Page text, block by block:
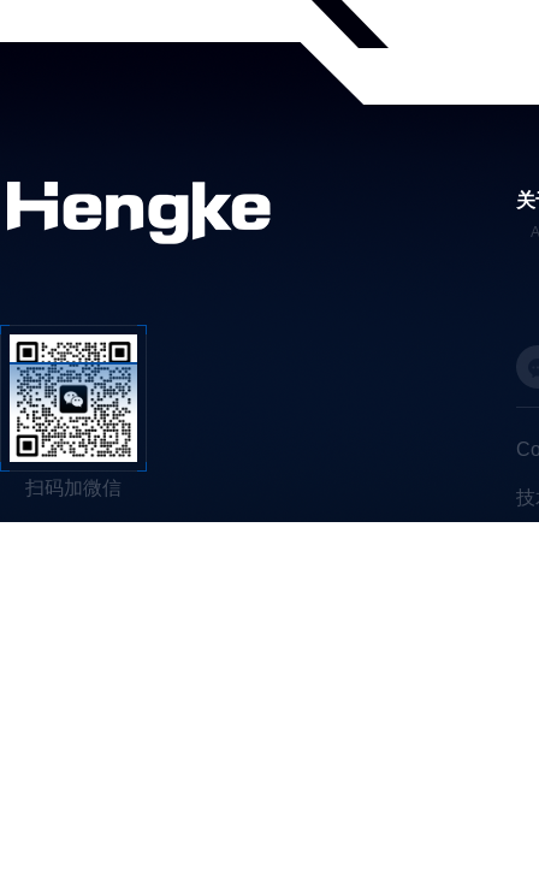
扫码加微信 技